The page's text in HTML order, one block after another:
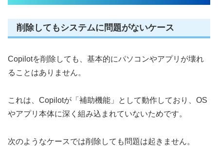
削除してもシステムに問題がないケース
Copilotを削除しても、基本的にパソコンやアプリが壊れ
ることはありません。
これは、Copilotが「補助機能」として動作しており、OS
やアプリ本体に深く組み込まれていないためです。
次のようなケースでは削除しても問題は起きません。